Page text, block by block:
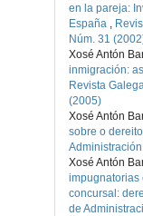
en la pareja:
España
Núm. 31
Xosé Antón
inmigración:
Revista
(2005)
Xosé Antón
sobre o
Xosé Antón
impugnatorias
concursal:
de